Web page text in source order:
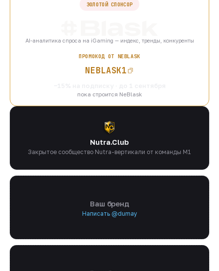
ЗОЛОТОЙ СПОНСОР
AI-аналитика спроса на iGaming — индекс, тренды, конкуренты
ПРОМОКОД ОТ NEBLASK
NEBLASK1
пока строится NeBlask
Nutra.Club
Закрытое сообщество Nutra-вертикали от команды M1
Ваш бренд
Написать @dumay